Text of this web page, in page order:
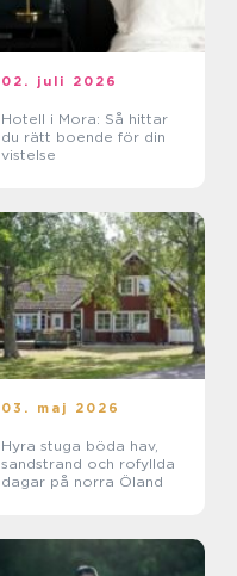
02. juli 2026
Hotell i Mora: Så hittar
du rätt boende för din
vistelse
03. maj 2026
Hyra stuga böda hav,
sandstrand och rofyllda
dagar på norra Öland